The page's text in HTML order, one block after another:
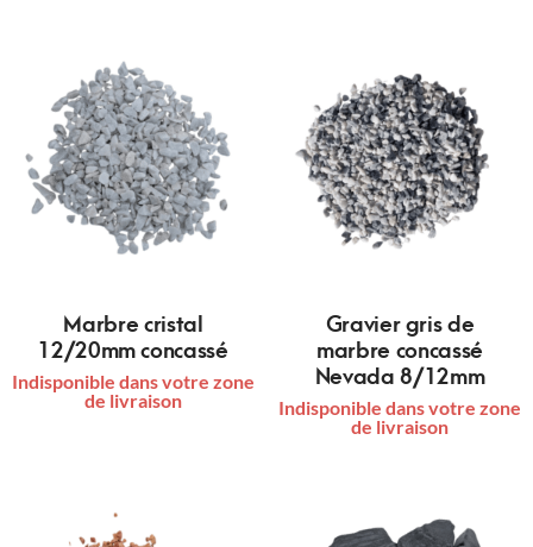
Marbre cristal
12/20mm concassé
Indisponible dans votre zone
de livraison
Gravier gris de
marbre concassé
Nevada 8/12mm
Indisponible dans votre zone
de livraison